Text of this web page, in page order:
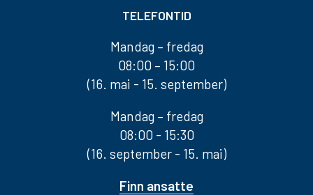
TELEFONTID
Mandag – fredag
08:00 – 15:00
(16. mai - 15. september)
Mandag – fredag
08:00 - 15:30
(16. september - 15. mai)
Finn ansatte